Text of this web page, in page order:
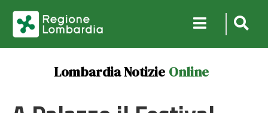
Lombardia Notizie Online